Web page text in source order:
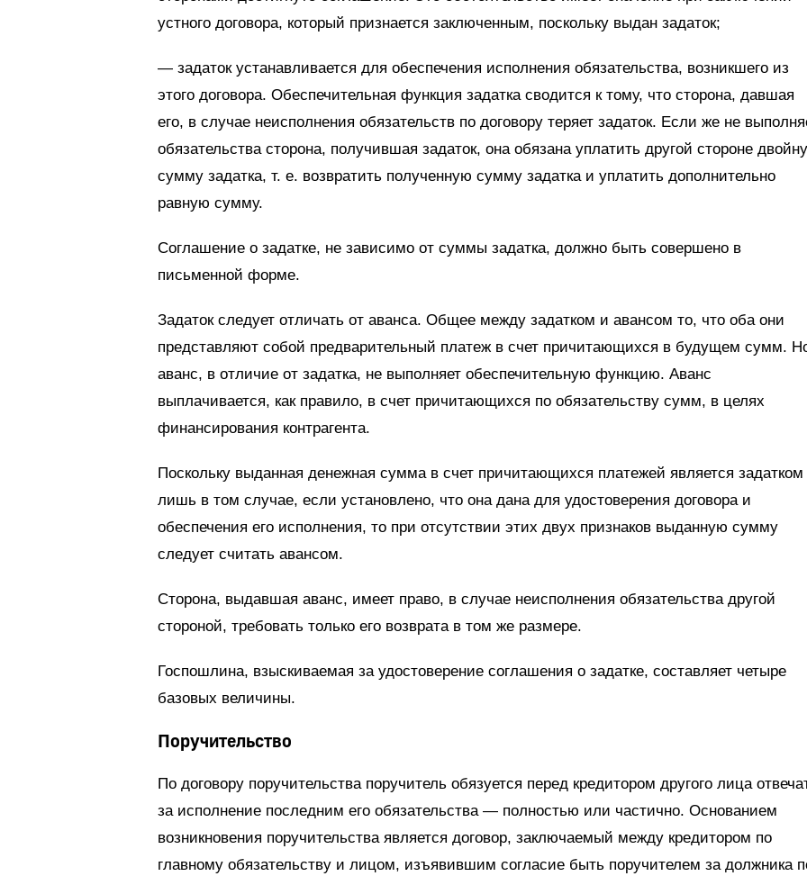
устного договора, который признается заключенным, поскольку выдан задаток;
— задаток устанавливается для обеспечения исполнения обязательства, возникшего из
этого договора. Обеспечительная функция задатка сводится к тому, что сторона, давшая
его, в случае неисполнения обязательств по договору теряет задаток. Если же не
обязательства сторона, получившая задаток, она обязана уплатить другой стороне
сумму задатка, т. е. возвратить полученную сумму задатка и уплатить дополнительно
равную сумму.
Соглашение о задатке, не зависимо от суммы задатка, должно быть совершено в
письменной форме.
Задаток следует отличать от аванса. Общее между задатком и авансом то, что оба они
представляют собой предварительный платеж в счет причитающихся в будущем сумм.
аванс, в отличие от задатка, не выполняет обеспечительную функцию. Аванс
выплачивается, как правило, в счет причитающихся по обязательству сумм, в целях
финансирования контрагента.
Поскольку выданная денежная сумма в счет причитающихся платежей является задатком
лишь в том случае, если установлено, что она дана для удостоверения договора и
обеспечения его исполнения, то при отсутствии этих двух признаков выданную сумму
следует считать авансом.
Сторона, выдавшая аванс, имеет право, в случае неисполнения обязательства другой
стороной, требовать только его возврата в том же размере.
Госпошлина, взыскиваемая за удостоверение соглашения о задатке, составляет четыре
базовых величины.
Поручительство
По договору поручительства поручитель обязуется перед кредитором другого лица
за исполнение последним его обязательства — полностью или частично. Основанием
возникновения поручительства является договор, заключаемый между кредитором по
главному обязательству и лицом, изъявившим согласие быть поручителем за должника